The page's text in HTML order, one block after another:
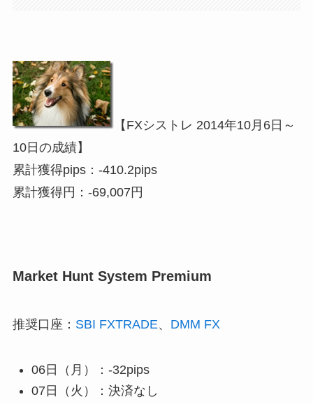
【FXシストレ 2014年10月6日～
10日の成績】
累計獲得pips： -410.2pips
累計獲得円： -69,007円
Market Hunt System Premium
推奨口座： SBI FXTRADE、 DMM FX
06日（月）：-32pips
07日（火）：決済なし